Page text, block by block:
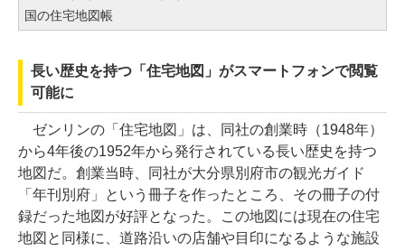
国の住宅地図帳
長い歴史を持つ「住宅地図」がスマートフォンで閲覧
可能に
ゼンリンの「住宅地図」は、同社の創業時（1948年）
から4年後の1952年から発行されている長い歴史を持つ
地図だ。創業当時、同社が大分県別府市の観光ガイド
「年刊別府」という冊子を作ったところ、その冊子の付
録だった地図が好評となった。この地図には現在の住宅
地図と同様に、道路沿いの店舗や目印になるような施設